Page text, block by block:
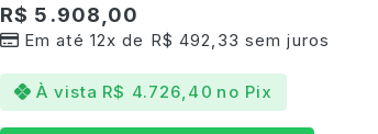
R$ 5.908,00
Em até 12x de R$ 492,33 sem juros
À vista R$ 4.726,40 no Pix